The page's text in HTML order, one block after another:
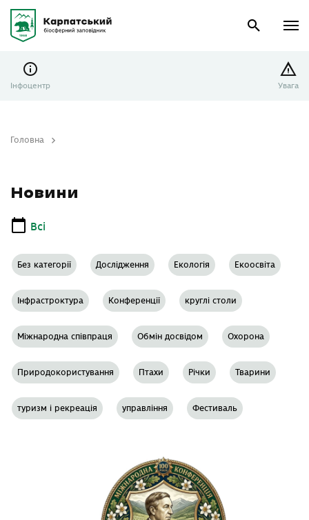
Інфоцентр Увага
Головна
Новини
Всі
Без категорії Дослідження Екологія Екоосвіта
Інфрастроктура Конференції круглі столи
Міжнародна співпраця Обмін досвідом Охорона
Природокористування Птахи Річки Тварини
туризм і рекреація управління Фестиваль